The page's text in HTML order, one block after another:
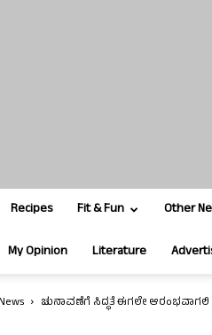
Recipes Fit & Fun Other
My Opinion Literature
ಚುನಾವಣೆಗೆ ಸಿದ್ಧತೆ ಈಗಲೇ